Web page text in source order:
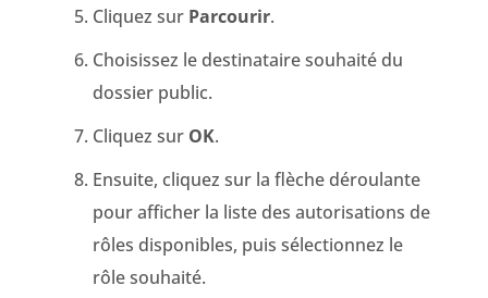
Cliquez sur Parcourir.
Choisissez le destinataire souhaité du
dossier public.
Cliquez sur OK.
Ensuite, cliquez sur la flèche déroulante
pour afficher la liste des autorisations de
rôles disponibles, puis sélectionnez le
rôle souhaité.